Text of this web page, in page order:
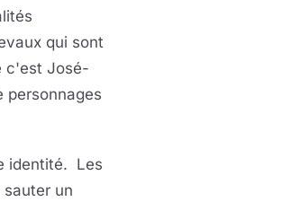
qui sont
c'est José-
personnages
identité. Les
un